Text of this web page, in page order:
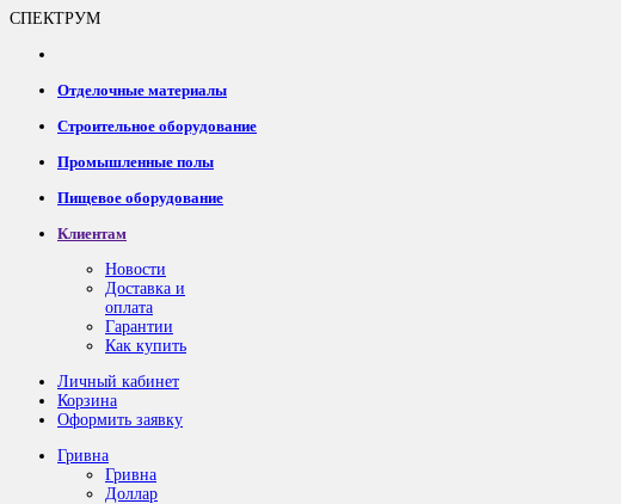
СПЕКТРУМ
Отделочные материалы
Строительное оборудование
Промышленные полы
Пищевое оборудование
Клиентам
Новости
Доставка и
оплата
Гарантии
Как купить
Личный кабинет
Корзина
Оформить заявку
Гривна
Гривна
Доллар